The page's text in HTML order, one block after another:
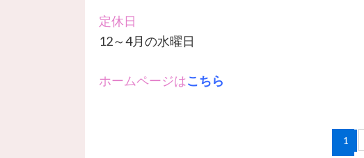
定休日
12～4月の水曜日
ホームページはこちら
1